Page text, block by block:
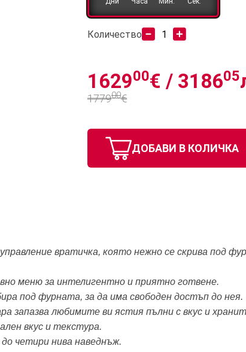
Количество
162900€ / 318605
177900€
ДОБАВИ В КОЛИЧКА
вратичка, която нежно се скрива под
меню за интелигентно и приятно готвене.
под фурната, за да има свободен достъп до нея.
запазва любимите ви ястия пълни с вкус и
вкус и текстура.
четири нива наведнъж.